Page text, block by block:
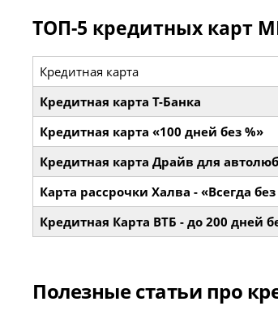
ТОП-5 кредитных карт
Кредитная карта
Кредитная карта Т-Банка
Кредитная карта «100 дней без %»
Кредитная карта Драйв для
Карта рассрочки Халва - «Всегда
Кредитная Карта ВТБ - до 200 дней
Полезные статьи про